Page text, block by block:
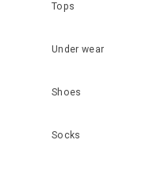
Tops
Under wear
Shoes
Socks